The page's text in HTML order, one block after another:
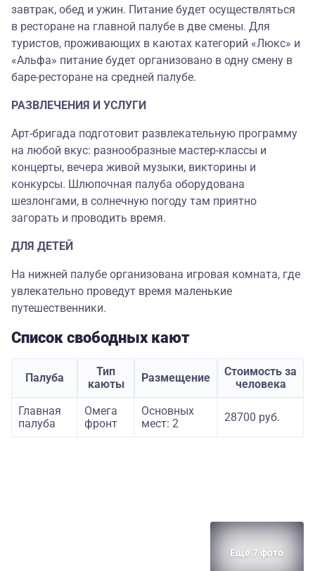
завтрак, обед и ужин. Питание будет осуществляться
в ресторане на главной палубе в две смены. Для
туристов, проживающих в каютах категорий «Люкс» и
«Альфа» питание будет организовано в одну смену в
баре-ресторане на средней палубе.
РАЗВЛЕЧЕНИЯ И УСЛУГИ
Арт-бригада подготовит развлекательную программу
на любой вкус: разнообразные мастер-классы и
концерты, вечера живой музыки, викторины и
конкурсы. Шлюпочная палуба оборудована
шезлонгами, в солнечную погоду там приятно
загорать и проводить время.
ДЛЯ ДЕТЕЙ
На нижней палубе организована игровая комната, где
увлекательно проведут время маленькие
путешественники.
Список свободных кают
Палуба
Тип
каюты
Размещение
Стоимость за
человека
Главная
палуба
Омега
фронт
Основных
мест: 2
28700 руб.
Еще 7 фото